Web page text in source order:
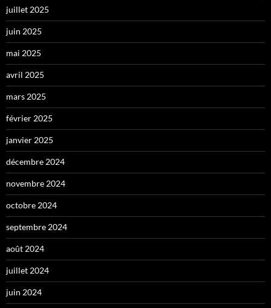
juillet 2025
juin 2025
mai 2025
avril 2025
mars 2025
février 2025
janvier 2025
décembre 2024
novembre 2024
octobre 2024
septembre 2024
août 2024
juillet 2024
juin 2024